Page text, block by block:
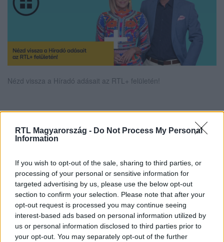
RTL Magyarország - Do Not Process My Personal
Information
If you wish to opt-out of the sale, sharing to third parties, or
processing of your personal or sensitive information for
targeted advertising by us, please use the below opt-out
section to confirm your selection. Please note that after your
opt-out request is processed you may continue seeing
interest-based ads based on personal information utilized by
us or personal information disclosed to third parties prior to
your opt-out. You may separately opt-out of the further
Nézd vissza a Híradó adásait az RTL+ felületén!
legyen a Google-találatokban!